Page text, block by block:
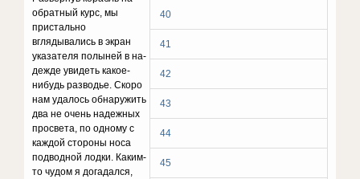
40
41
42
43
44
45
обратный курс, мы
присталь­но
вглядывались в экран
указателя полыней в на­
дежде увидеть какое-
нибудь разводье. Скоро
нам уда­лось обнаружить
два не очень надежных
просвета, по одному с
каждой стороны носа
подводной лодки. Ка­ким-
то чудом я догадался,